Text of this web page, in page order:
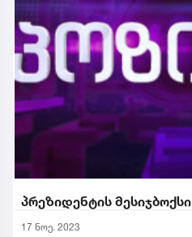
პრეზიდენტის მესიჯბოქსი
17 ნოე. 2023